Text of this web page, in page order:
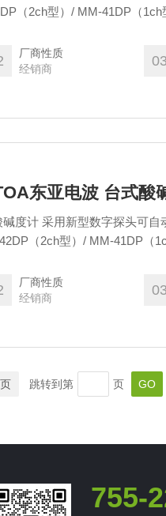
（2ch型）/ MM-41DP（1ch
厂商性质
经销商
03
东亚电波 台式酸
度计 采用新型数字探头可自
（2ch型）/ MM-41DP（
厂商性质
经销商
03
跳转到第 页
755-